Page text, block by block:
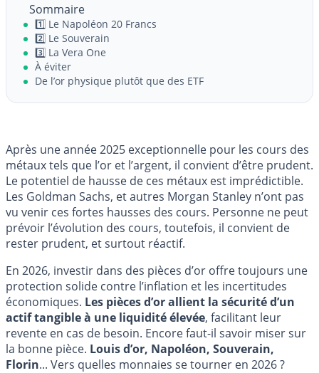
Sommaire
1️⃣ Le Napoléon 20 Francs
2️⃣ Le Souverain
3️⃣ La Vera One
À éviter
De l’or physique plutôt que des ETF
Après une année 2025 exceptionnelle pour les cours des
métaux tels que l’or et l’argent, il convient d’être prudent.
Le potentiel de hausse de ces métaux est imprédictible.
Les Goldman Sachs, et autres Morgan Stanley n’ont pas
vu venir ces fortes hausses des cours. Personne ne peut
prévoir l’évolution des cours, toutefois, il convient de
rester prudent, et surtout réactif.
En 2026, investir dans des pièces d’or offre toujours une
protection solide contre l’inflation et les incertitudes
économiques. Les pièces d’or allient la sécurité d’un
actif tangible à une liquidité élevée, facilitant leur
revente en cas de besoin. Encore faut-il savoir miser sur
la bonne pièce. Louis d’or, Napoléon, Souverain,
Florin... Vers quelles monnaies se tourner en 2026 ?